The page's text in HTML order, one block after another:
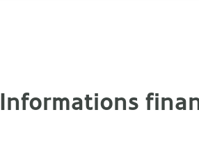
Informations